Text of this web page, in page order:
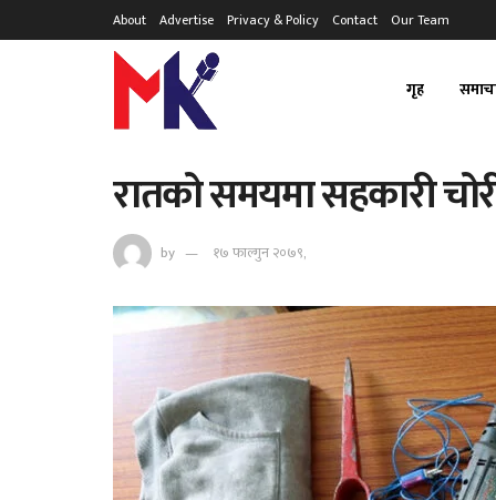
About Advertise Privacy & Policy Contact Our Team
गृह
रातको समयमा सहकारी
by १७ फाल्गुन २०७९,